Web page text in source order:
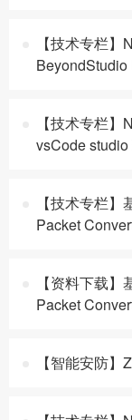
【技术专栏
BeyondStudio
【技术专栏
vsCode
【技术专栏
Packet
【资料下载
Packet
【智能安防